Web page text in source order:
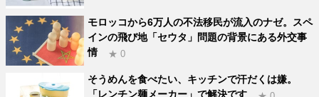
モロッコから6万人の不法移民が流入のナゼ。スペ
インの飛び地「セウタ」問題の背景にある外交事
情
★ 0
そうめんを食べたい、キッチンで汗だくは嫌。
「レンチン麺メーカー」で解決です